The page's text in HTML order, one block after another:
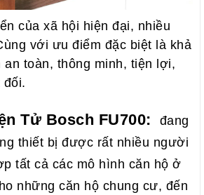
của xã hội hiện đại, nhiều
với ưu điểm đặc biệt là khả
an toàn, thông minh, tiện lợi,
đối.
Tử Bosch FU700:
đang
thiết bị được rất nhiều người
tất cả các mô hình căn hộ ở
những căn hộ chung cư, đến